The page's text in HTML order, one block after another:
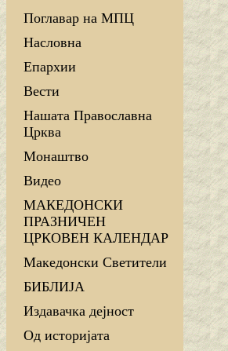
Поглавар на МПЦ
Насловна
Епархии
Вести
Нашата Православна
Црква
Монаштво
Видео
МАКЕДОНСКИ
ПРАЗНИЧЕН
ЦРКОВЕН КАЛЕНДАР
Македонски Светители
БИБЛИЈА
Издавачка дејност
Од историјата